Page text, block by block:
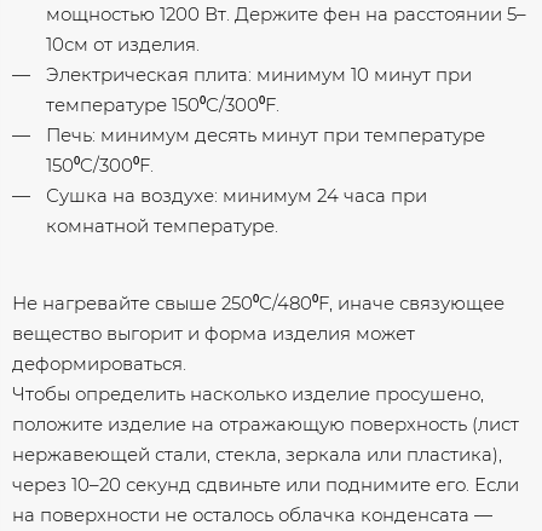
мощностью 1200 Вт. Держите фен на расстоянии 5–
10см от изделия.
Электрическая плита: минимум 10 минут при
температуре 150⁰C/300⁰F.
Печь: минимум десять минут при температуре
150⁰C/300⁰F.
Сушка на воздухе: минимум 24 часа при
комнатной температуре.
Не нагревайте свыше 250⁰C/480⁰F, иначе связующее
вещество выгорит и форма изделия может
деформироваться.
Чтобы определить насколько изделие просушено,
положите изделие на отражающую поверхность (лист
нержавеющей стали, стекла, зеркала или пластика),
через 10–20 секунд сдвиньте или поднимите его. Если
на поверхности не осталось облачка конденсата —